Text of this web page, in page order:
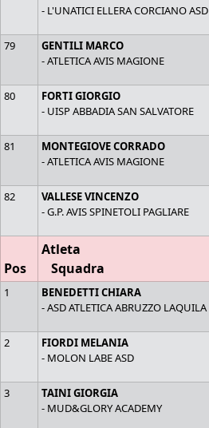
- L'UNATICI ELLERA CORCIANO ASD
79
GENTILI MARCO
- ATLETICA AVIS MAGIONE
80
FORTI GIORGIO
- UISP ABBADIA SAN SALVATORE
81
MONTEGIOVE CORRADO
- ATLETICA AVIS MAGIONE
82
VALLESE VINCENZO
- G.P. AVIS SPINETOLI PAGLIARE
Pos
Atleta
Squadra
1
BENEDETTI CHIARA
- ASD ATLETICA ABRUZZO LAQUILA
2
FIORDI MELANIA
- MOLON LABE ASD
3
TAINI GIORGIA
- MUD&GLORY ACADEMY